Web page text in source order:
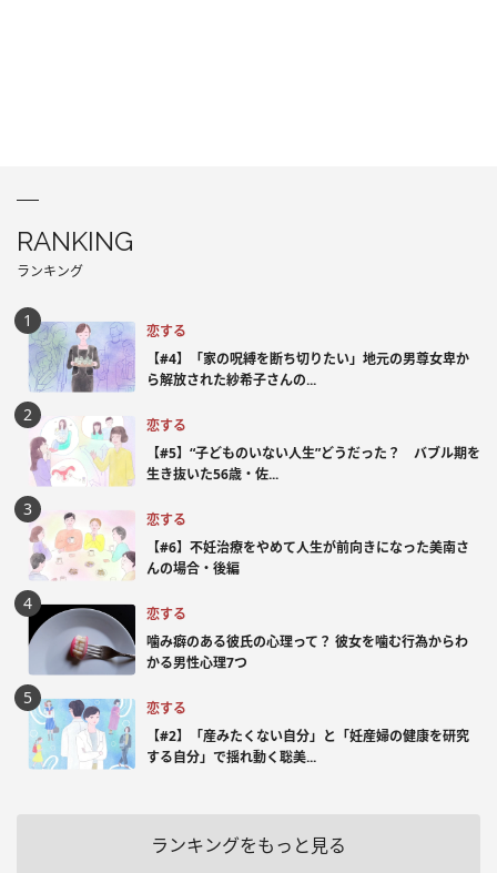
RANKING
ランキング
恋する
【#4】「家の呪縛を断ち切りたい」地元の男尊女卑か
ら解放された紗希子さんの...
恋する
【#5】“子どものいない人生”どうだった？ バブル期を
生き抜いた56歳・佐...
恋する
【#6】不妊治療をやめて人生が前向きになった美南さ
んの場合・後編
恋する
噛み癖のある彼氏の心理って？ 彼女を噛む行為からわ
かる男性心理7つ
恋する
【#2】「産みたくない自分」と「妊産婦の健康を研究
する自分」で揺れ動く聡美...
ランキングをもっと見る